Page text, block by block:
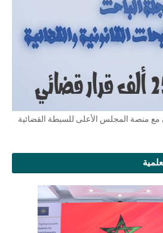
قرار قضائي مع منصة المجلس الأعلى للسبطة القضائية